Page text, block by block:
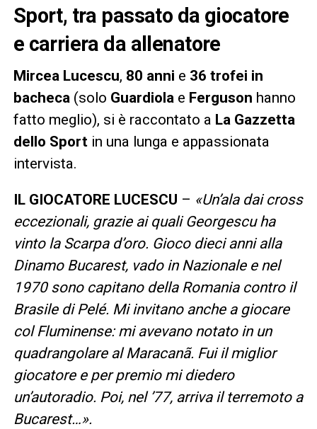
Sport, tra passato da giocatore
e carriera da allenatore
Mircea Lucescu, 80 anni e 36 trofei in
bacheca (solo Guardiola e Ferguson hanno
fatto meglio), si è raccontato a La Gazzetta
dello Sportin una lunga e appassionata
intervista.
IL GIOCATORE LUCESCU – «Un’ala dai cross
eccezionali, grazie ai quali Georgescu ha
vinto la Scarpa d’oro. Gioco dieci anni alla
Dinamo Bucarest, vado in Nazionale e nel
1970 sono capitano della Romania contro il
Brasile di Pelé. Mi invitano anche a giocare
col Fluminense: mi avevano notato in un
quadrangolare al Maracanã. Fui il miglior
giocatore e per premio mi diedero
un’autoradio. Poi, nel ’77, arriva il terremoto a
Bucarest…».